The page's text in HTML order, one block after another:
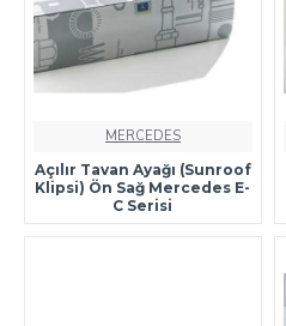
MERCEDES
Açılır Tavan Ayağı (Sunroof
Klipsi) Ön Sağ Mercedes E-
C Serisi